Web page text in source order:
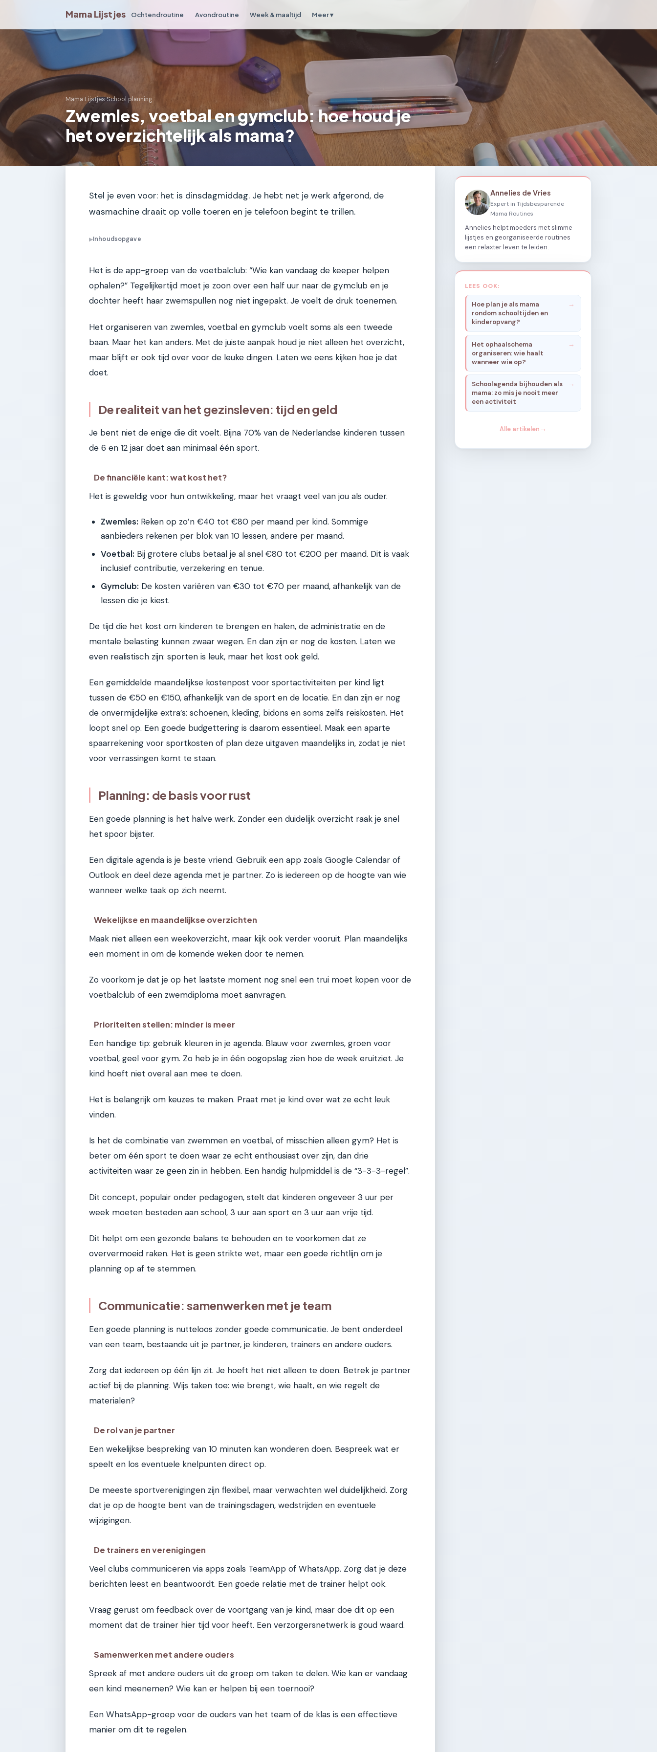
Mama Lijstjes Ochtendroutine Avondroutine Week & maaltijd Meer ▾
Mama Lijstjes›School planning
Zwemles, voetbal en gymclub: hoe houd je
het overzichtelijk als mama?
Stel je even voor: het is dinsdagmiddag. Je hebt net je werk afgerond, de
wasmachine draait op volle toeren en je telefoon begint te trillen.
▶Inhoudsopgave
Het is de app-groep van de voetbalclub: “Wie kan vandaag de keeper helpen
ophalen?” Tegelijkertijd moet je zoon over een half uur naar de gymclub en je
dochter heeft haar zwemspullen nog niet ingepakt. Je voelt de druk toenemen.
Het organiseren van zwemles, voetbal en gymclub voelt soms als een tweede
baan. Maar het kan anders. Met de juiste aanpak houd je niet alleen het overzicht,
maar blijft er ook tijd over voor de leuke dingen. Laten we eens kijken hoe je dat
doet.
De realiteit van het gezinsleven: tijd en geld
Je bent niet de enige die dit voelt. Bijna 70% van de Nederlandse kinderen tussen
de 6 en 12 jaar doet aan minimaal één sport.
De financiële kant: wat kost het?
Het is geweldig voor hun ontwikkeling, maar het vraagt veel van jou als ouder.
Zwemles: Reken op zo’n €40 tot €80 per maand per kind. Sommige
aanbieders rekenen per blok van 10 lessen, andere per maand.
Voetbal: Bij grotere clubs betaal je al snel €80 tot €200 per maand. Dit is vaak
inclusief contributie, verzekering en tenue.
Gymclub: De kosten variëren van €30 tot €70 per maand, afhankelijk van de
lessen die je kiest.
De tijd die het kost om kinderen te brengen en halen, de administratie en de
mentale belasting kunnen zwaar wegen. En dan zijn er nog de kosten. Laten we
even realistisch zijn: sporten is leuk, maar het kost ook geld.
Een gemiddelde maandelijkse kostenpost voor sportactiviteiten per kind ligt
tussen de €50 en €150, afhankelijk van de sport en de locatie. En dan zijn er nog
de onvermijdelijke extra’s: schoenen, kleding, bidons en soms zelfs reiskosten. Het
loopt snel op. Een goede budgettering is daarom essentieel. Maak een aparte
spaarrekening voor sportkosten of plan deze uitgaven maandelijks in, zodat je niet
voor verrassingen komt te staan.
Planning: de basis voor rust
Een goede planning is het halve werk. Zonder een duidelijk overzicht raak je snel
het spoor bijster.
Een digitale agenda is je beste vriend. Gebruik een app zoals Google Calendar of
Outlook en deel deze agenda met je partner. Zo is iedereen op de hoogte van wie
wanneer welke taak op zich neemt.
Wekelijkse en maandelijkse overzichten
Maak niet alleen een weekoverzicht, maar kijk ook verder vooruit. Plan maandelijks
een moment in om de komende weken door te nemen.
Zo voorkom je dat je op het laatste moment nog snel een trui moet kopen voor de
voetbalclub of een zwemdiploma moet aanvragen.
Prioriteiten stellen: minder is meer
Een handige tip: gebruik kleuren in je agenda. Blauw voor zwemles, groen voor
voetbal, geel voor gym. Zo heb je in één oogopslag zien hoe de week eruitziet. Je
kind hoeft niet overal aan mee te doen.
Het is belangrijk om keuzes te maken. Praat met je kind over wat ze echt leuk
vinden.
Is het de combinatie van zwemmen en voetbal, of misschien alleen gym? Het is
beter om één sport te doen waar ze echt enthousiast over zijn, dan drie
activiteiten waar ze geen zin in hebben. Een handig hulpmiddel is de “3-3-3-regel”.
Dit concept, populair onder pedagogen, stelt dat kinderen ongeveer 3 uur per
week moeten besteden aan school, 3 uur aan sport en 3 uur aan vrije tijd.
Dit helpt om een gezonde balans te behouden en te voorkomen dat ze
oververmoeid raken. Het is geen strikte wet, maar een goede richtlijn om je
planning op af te stemmen.
Communicatie: samenwerken met je team
Een goede planning is nutteloos zonder goede communicatie. Je bent onderdeel
van een team, bestaande uit je partner, je kinderen, trainers en andere ouders.
Zorg dat iedereen op één lijn zit. Je hoeft het niet alleen te doen. Betrek je partner
actief bij de planning. Wijs taken toe: wie brengt, wie haalt, en wie regelt de
materialen?
De rol van je partner
Een wekelijkse bespreking van 10 minuten kan wonderen doen. Bespreek wat er
speelt en los eventuele knelpunten direct op.
De meeste sportverenigingen zijn flexibel, maar verwachten wel duidelijkheid. Zorg
dat je op de hoogte bent van de trainingsdagen, wedstrijden en eventuele
wijzigingen.
De trainers en verenigingen
Veel clubs communiceren via apps zoals TeamApp of WhatsApp. Zorg dat je deze
berichten leest en beantwoordt. Een goede relatie met de trainer helpt ook.
Vraag gerust om feedback over de voortgang van je kind, maar doe dit op een
moment dat de trainer hier tijd voor heeft. Een verzorgersnetwerk is goud waard.
Samenwerken met andere ouders
Spreek af met andere ouders uit de groep om taken te delen. Wie kan er vandaag
een kind meenemen? Wie kan er helpen bij een toernooi?
Een WhatsApp-groep voor de ouders van het team of de klas is een effectieve
manier om dit te regelen.
Annelies de Vries
Expert in Tijdsbesparende
Mama Routines
Annelies helpt moeders met slimme
lijstjes en georganiseerde routines
een relaxter leven te leiden.
LEES OOK:
Hoe plan je als mama
rondom schooltijden en
kinderopvang?
Het ophaalschema
organiseren: wie haalt
wanneer wie op?
Schoolagenda bijhouden als
mama: zo mis je nooit meer
een activiteit
Alle artikelen